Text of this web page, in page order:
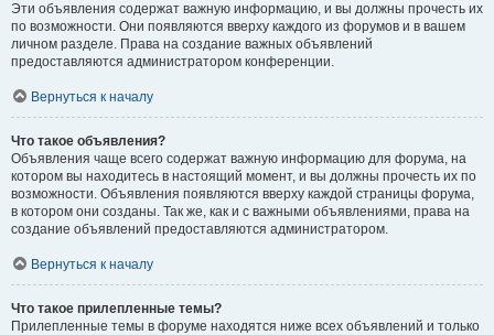
Эти объявления содержат важную информацию, и вы должны прочесть их
по возможности. Они появляются вверху каждого из форумов и в вашем
личном разделе. Права на создание важных объявлений
предоставляются администратором конференции.
Вернуться к началу
Что такое объявления?
Объявления чаще всего содержат важную информацию для форума, на
котором вы находитесь в настоящий момент, и вы должны прочесть их по
возможности. Объявления появляются вверху каждой страницы форума,
в котором они созданы. Так же, как и с важными объявлениями, права на
создание объявлений предоставляются администратором.
Вернуться к началу
Что такое прилепленные темы?
Прилепленные темы в форуме находятся ниже всех объявлений и только